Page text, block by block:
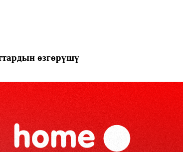
өзгөрүшү